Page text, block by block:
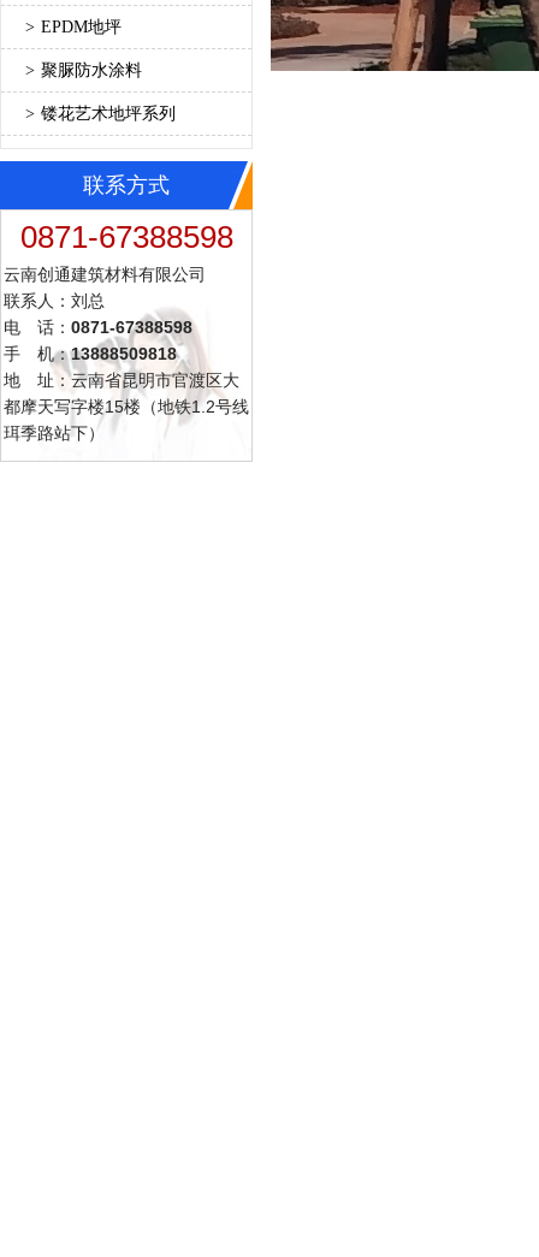
> EPDM地坪
> 聚脲防水涂料
> 镂花艺术地坪系列
联系方式
0871-67388598
云南创通建筑材料有限公司
联系人：刘总
电 话： 0871-67388598
手 机：13888509818
地 址：云南省昆明市官渡区大
都摩天写字楼15楼（地铁1.2号线
珥季路站下）